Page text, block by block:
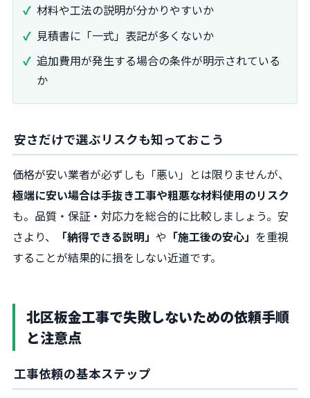
材料や工法の説明が分かりやすいか
見積書に「一式」表記が多くないか
追加費用が発生する場合の条件が明示されている
か
安さだけで選ぶリスクも知っておこう
価格が安い業者が必ずしも「悪い」とは限りませんが、
極端に安い場合は手抜き工事や粗悪な材料使用のリスク
も。品質・保証・対応力を総合的に比較しましょう。安
さより、
「納得できる説明」 や 「施工後の安心」 を重視
することが結果的に損をしない近道です。
北区板金工事で失敗しないための依頼手順
と注意点
工事依頼の基本ステップ